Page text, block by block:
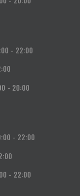
- 22:00
- 20:00
- 22:00
- 22:00